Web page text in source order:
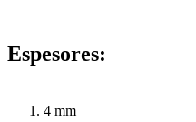
Espesores:
4 mm